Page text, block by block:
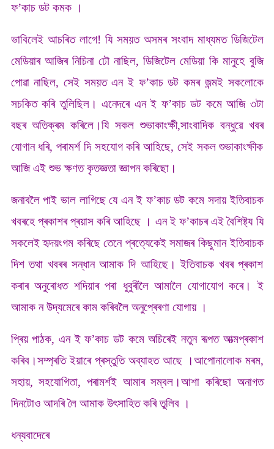
ফ’কাচ ডট কমক ।
ভাবিলেই আচৰিত লাগে! যি সময়ত অসমৰ সংবাদ মাধ্যমত ডিজিটেল
মেডিয়াৰ আজিৰ নিচিনা ঢৌ নাছিল, ডিজিটেল মেডিয়া কি মানুহে বুজি
পোৱা নাছিল, সেই সময়ত এন ই ফ’কাচ ডট কমৰ জন্মই সকলোকে
সচকিত কৰি তুলিছিল। এনেদৰে এন ই ফ’কাচ ডট কমে আজি ৩টা
বছৰ অতিক্ৰম কৰিলে।যি সকল শুভাকাংক্ষী,সাংবাদিক বন্ধুৱে খবৰ
যোগান ধৰি, পৰামৰ্শ দি সহযোগ কৰি আহিছে, সেই সকল শুভাকাংক্ষীক
আজি এই শুভ ক্ষণত কৃতজ্ঞতা জ্ঞাপন কৰিছো।
জনাবলৈ পাই ভাল লাগিছে যে এন ই ফ’কাচ ডট কমে সদায় ইতিবাচক
খবৰহে প্ৰকাশৰ প্ৰয়াস কৰি আহিছে । এন ই ফ’কাচৰ এই বৈশিষ্ট্য যি
সকলেই হৃদয়ংগম কৰিছে তেনে প্ৰত্যেকেই সমাজৰ কিছুমান ইতিবাচক
দিশ তথা খবৰৰ সন্ধান আমাক দি আহিছে। ইতিবাচক খবৰ প্ৰকাশ
কৰাৰ অনুৰোধত শদিয়াৰ পৰা ধুবুৰীলৈ আমালৈ যোগাযোগ কৰে। ই
আমাক ন উদ্যমেৰে কাম কৰিবলৈ অনুপ্ৰেৰণা যোগায় ।
প্ৰিয় পাঠক, এন ই ফ’কাচ ডট কমে অচিৰেই নতুন ৰূপত আত্মপ্ৰকাশ
কৰিব।সম্প্ৰতি ইয়াৰে প্ৰস্তুতি অব্যাহত আছে ।আপোনালোক মৰম,
সহায়, সহযোগিতা, পৰামৰ্শই আমাৰ সম্বল।আশা কৰিছো অনাগত
দিনটোও আদৰি লৈ আমাক উৎসাহিত কৰি তুলিব ।
ধন্যবাদেৰে